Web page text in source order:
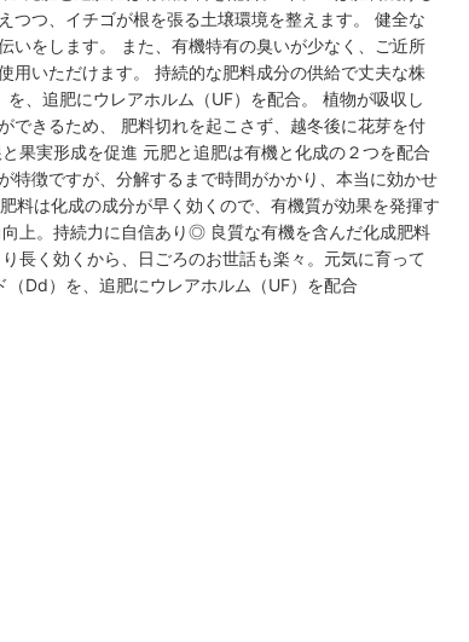
つつ、イチゴが根を張る土壌環境を整えます。 健全な
いをします。 また、有機特有の臭いが少なく、ご近所
用いただけます。 持続的な肥料成分の供給で丈夫な株
、追肥にウレアホルム（UF）を配合。 植物が吸収し
できるため、 肥料切れを起こさず、越冬後に花芽を付
果実形成を促進 元肥と追肥は有機と化成の２つを配合
特徴ですが、分解するまで時間がかかり、本当に効かせ
料は化成の成分が早く効くので、有機質が効果を発揮す
上。持続力に自信あり◎ 良質な有機を含んだ化成肥料
長く効くから、日ごろのお世話も楽々。元気に育って
Dd）を、追肥にウレアホルム（UF）を配合